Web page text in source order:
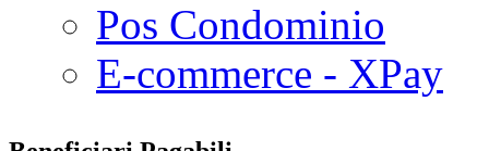
Pos Condominio
E-commerce - XPay